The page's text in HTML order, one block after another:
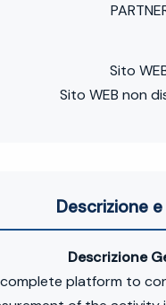
Sito
Sito WEB non
Descrizione
Descrizione
complete platform